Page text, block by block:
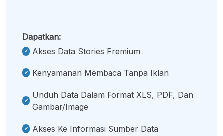
Dapatkan:
Akses Data Stories Premium
Kenyamanan Membaca Tanpa Iklan
Unduh Data Dalam Format XLS, PDF, Dan
Gambar/image
Akses Ke Informasi Sumber Data